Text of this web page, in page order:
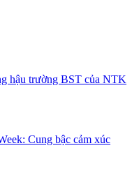
hậu trường BST của NTK
Cung bậc cảm xúc